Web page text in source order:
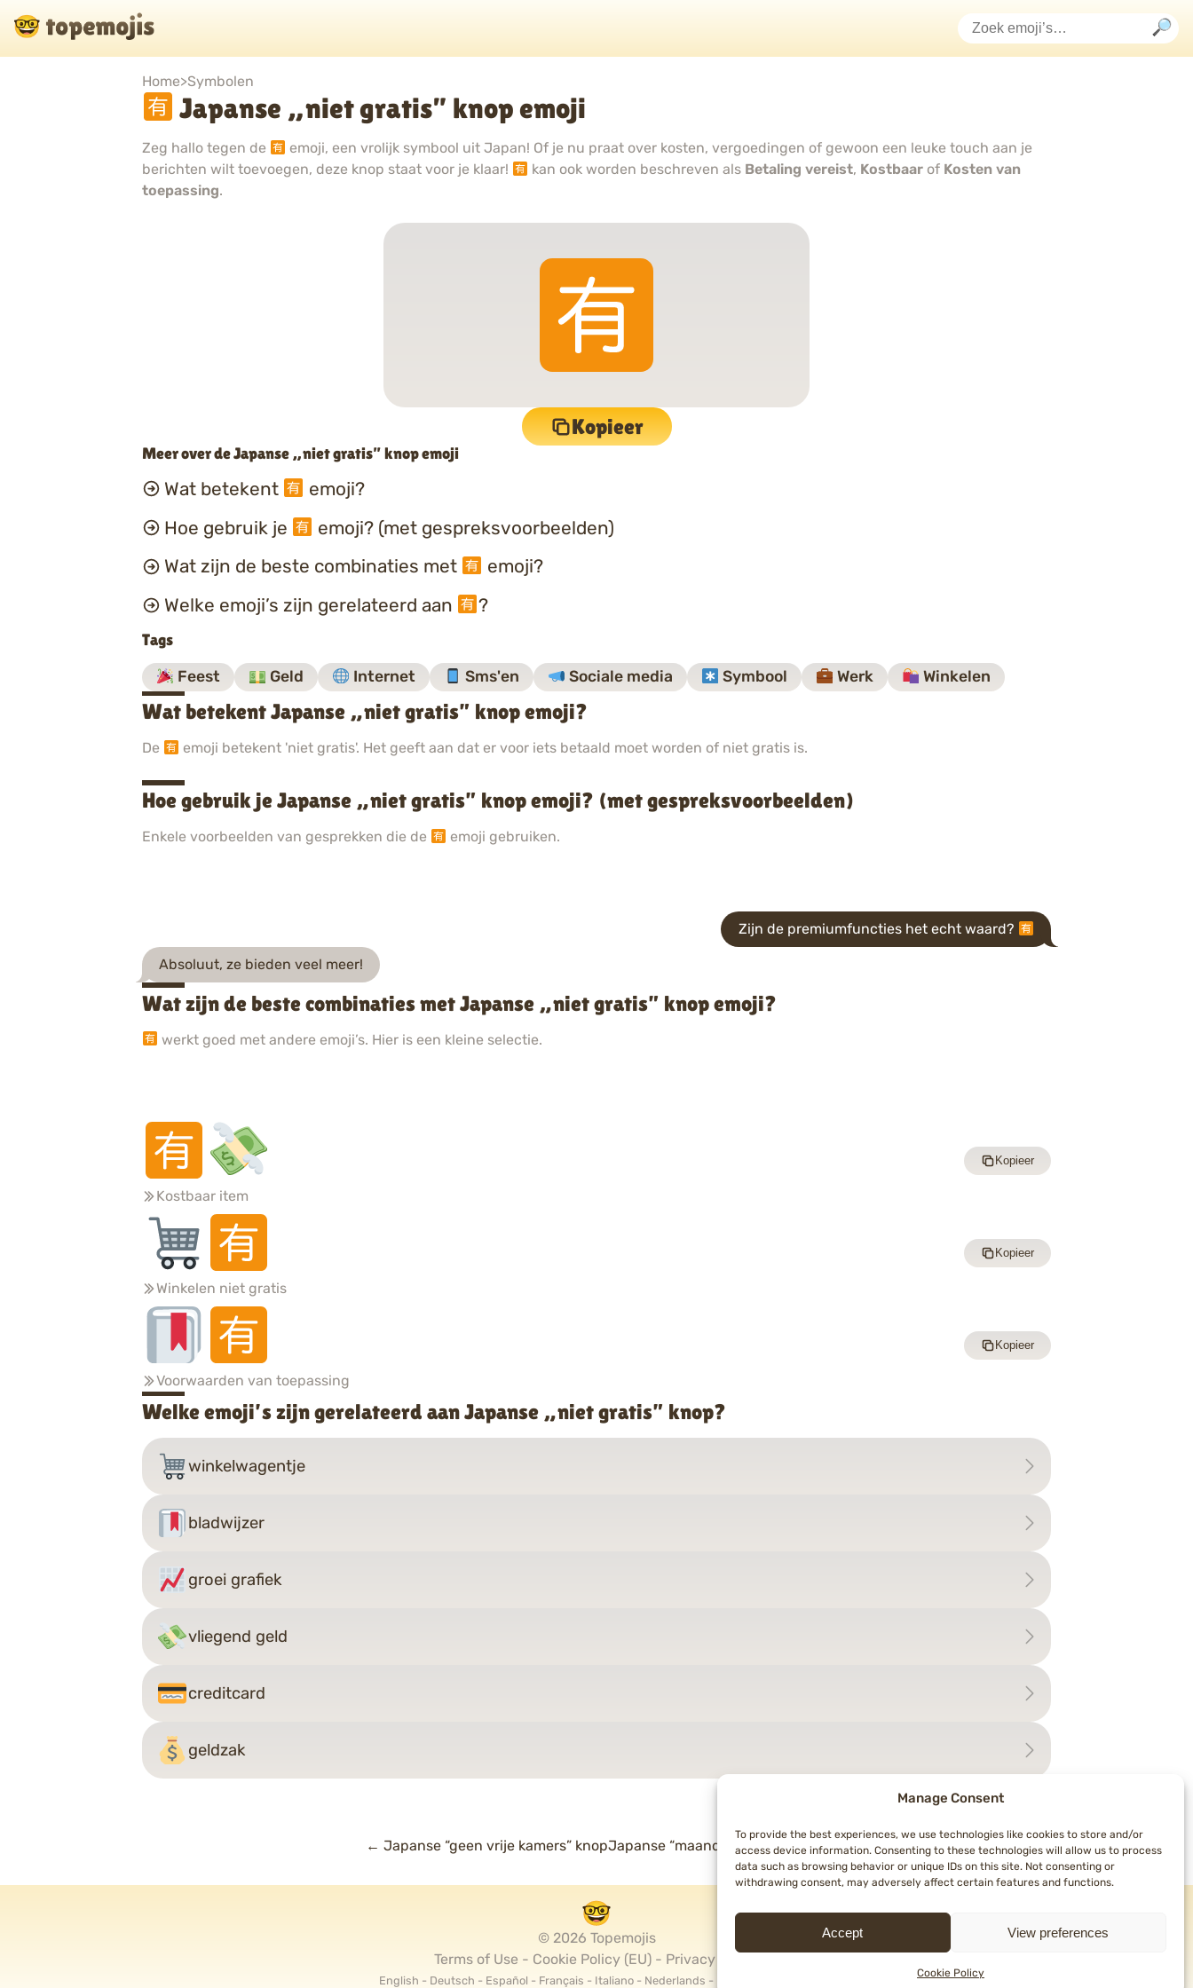
Manage Consent
To provide the best experiences, we use technologies like cookies to store and/or
access device information. Consenting to these technologies will allow us to process
data such as browsing behavior or unique IDs on this site. Not consenting or
withdrawing consent, may adversely affect certain features and functions.
Accept View preferences
Cookie Policy
Home>Symbolen
Japanse „niet gratis” knop emoji
Zeg hallo tegen de
emoji, een vrolijk symbool uit Japan! Of je nu praat over kosten, vergoedingen of gewoon een leuke touch aan je
berichten wilt toevoegen, deze knop staat voor je klaar!
kan ook worden beschreven als Betaling vereist, Kostbaar of Kosten van
toepassing.
Kopieer
Meer over de Japanse „niet gratis” knop emoji
Wat betekent
emoji?
Hoe gebruik je
emoji? (met gespreksvoorbeelden)
Wat zijn de beste combinaties met
emoji?
Welke emoji’s zijn gerelateerd aan
?
Tags
Feest Geld Internet Sms'en Sociale media Symbool Werk Winkelen
Wat betekent Japanse „niet gratis” knop emoji?
De emoji betekent 'niet gratis'. Het geeft aan dat er voor iets betaald moet worden of niet gratis is.
Hoe gebruik je Japanse „niet gratis” knop emoji? (met gespreksvoorbeelden)
Enkele voorbeelden van gesprekken die de emoji gebruiken.
Zijn de premiumfuncties het echt waard?
Absoluut, ze bieden veel meer!
Wat zijn de beste combinaties met Japanse „niet gratis” knop emoji?
werkt goed met andere emoji’s. Hier is een kleine selectie.
Kostbaar item
Kopieer
Winkelen niet gratis
Kopieer
Voorwaarden van toepassing
Kopieer
Welke emoji’s zijn gerelateerd aan Japanse „niet gratis” knop?
winkelwagentje
bladwijzer
groei grafiek
vliegend geld
creditcard
geldzak
Bericht
← Japanse “geen vrije kamers” knopJapanse “maandbedrag” knop→
© 2026 Topemojis
Terms of Use
Cookie Policy (EU) Privacy Policy
English Deutsch Español Français Italiano Nederlands